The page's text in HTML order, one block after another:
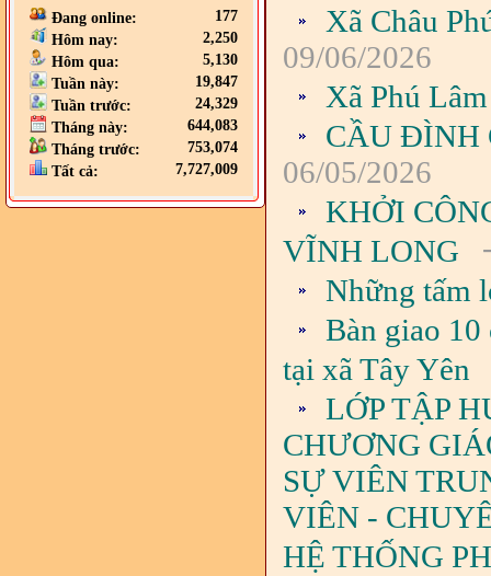
Đang online:
177
Hôm nay:
2,250
Hôm qua:
5,130
Tuần này:
19,847
Tuần trước:
24,329
Tháng này:
644,083
Tháng trước:
753,074
Tất cả:
7,727,009
Xã Châu
09/06/2026
Xã Phú
CẦU ĐÌNH
06/05/2026
KHỞI
VĨNH LONG
Những tấm
Bàn giao 10
tại xã Tây Yên
LỚP TẬP
CHƯƠNG
SỰ VIÊN
VIÊN -
HỆ THỐNG